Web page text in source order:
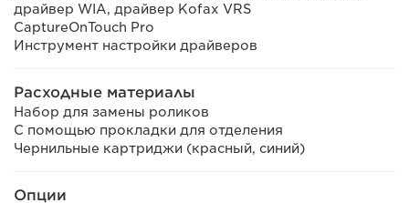
драйвер WIA, драйвер Kofax VRS
CaptureOnTouch Pro
Инструмент настройки драйверов
Расходные материалы
Набор для замены роликов
С помощью прокладки для отделения
Чернильные картриджи (красный, синий)
Опции